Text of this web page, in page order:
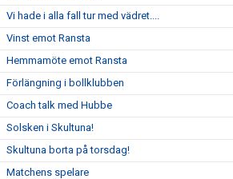
Vi hade i alla fall tur med vädret....
Vinst emot Ransta
Hemmamöte emot Ransta
Förlängning i bollklubben
Coach talk med Hubbe
Solsken i Skultuna!
Skultuna borta på torsdag!
Matchens spelare